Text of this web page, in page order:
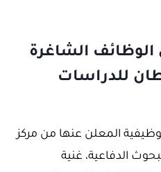
الوظائف الشاغرة
للدراسات
المعلن عنها من مركز
الدفاعية، غنية